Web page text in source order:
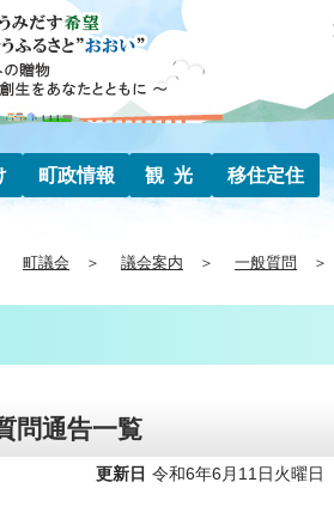
町政情報 観光 移住定住
町議会 議会案内 一般質問
問通告一覧
更新日 令和6年6月11日火曜日